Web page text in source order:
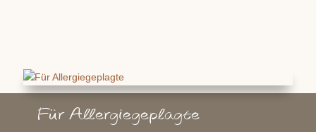
Für Allergiegeplagte